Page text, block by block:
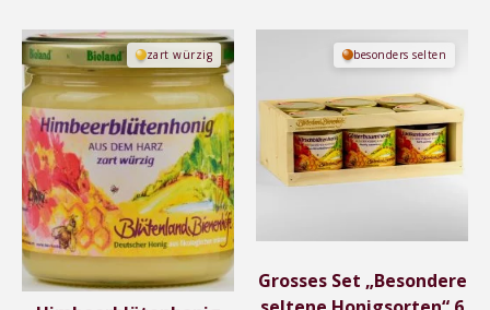
zart würzig
Dieses
Produkt
weist
mehrere
Varianten
auf.
Die
Optionen
können
auf
der
besonders selten
Grosses Set „Besondere
weist
mehrere
Varianten
auf.
auf
der